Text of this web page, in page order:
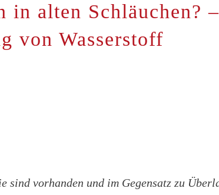
in alten Schläuchen?
von Wasserstoff
sind vorhanden und im Gegensatz zu